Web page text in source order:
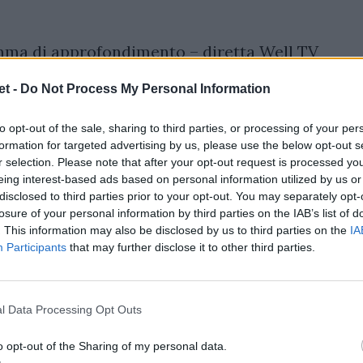
- Do Not Process My Personal Information
opt-out of the sale, sharing to third parties, or processing of your
for targeted advertising by us, please use the below opt-out
selection. Please note that after your opt-out request is processed
interest-based ads based on personal information utilized by us
to third parties prior to your opt-out. You may separately
of your personal information by third parties on the IAB’s list of
This information may also be disclosed by us to third parties on the
Participants that may further disclose it to other third parties.
Data Processing Opt Outs
opt-out of the Sharing of my personal data.
di approfondimento – diretta Well TV
Rugby Pacific – diretta TV Sky Sport
Rugby Championship – diretta TV
Femminile– diretta TV Sky Sport
Tigers